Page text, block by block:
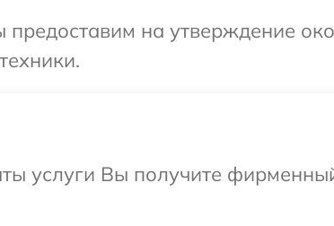
на утверждение
услуги Вы получите